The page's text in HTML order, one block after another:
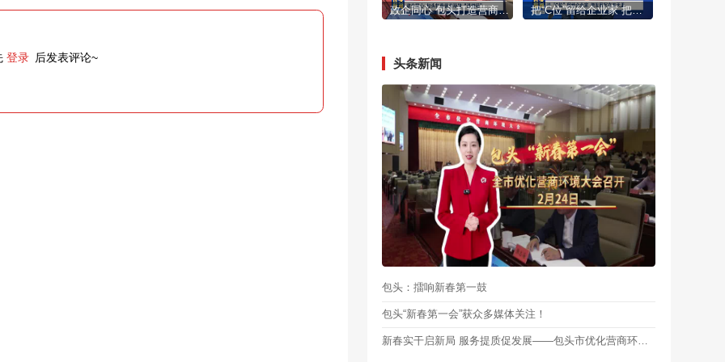
登录 后发表评论~
政企同心 包头打造营商环境“强磁场” 把“C位”留给企业家 把发展写在春天里
头条新闻
包头：擂响新春第一鼓
包头“新春第一会”获众多媒体关注！